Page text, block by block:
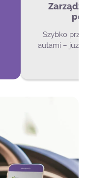
Szybko
autami – już